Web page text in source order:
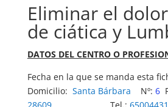
Eliminar el
de ciática y
DATOS DEL CENTRO O
Fecha en la que se manda esta
Domicilio: Santa Bárbara Nº: 6